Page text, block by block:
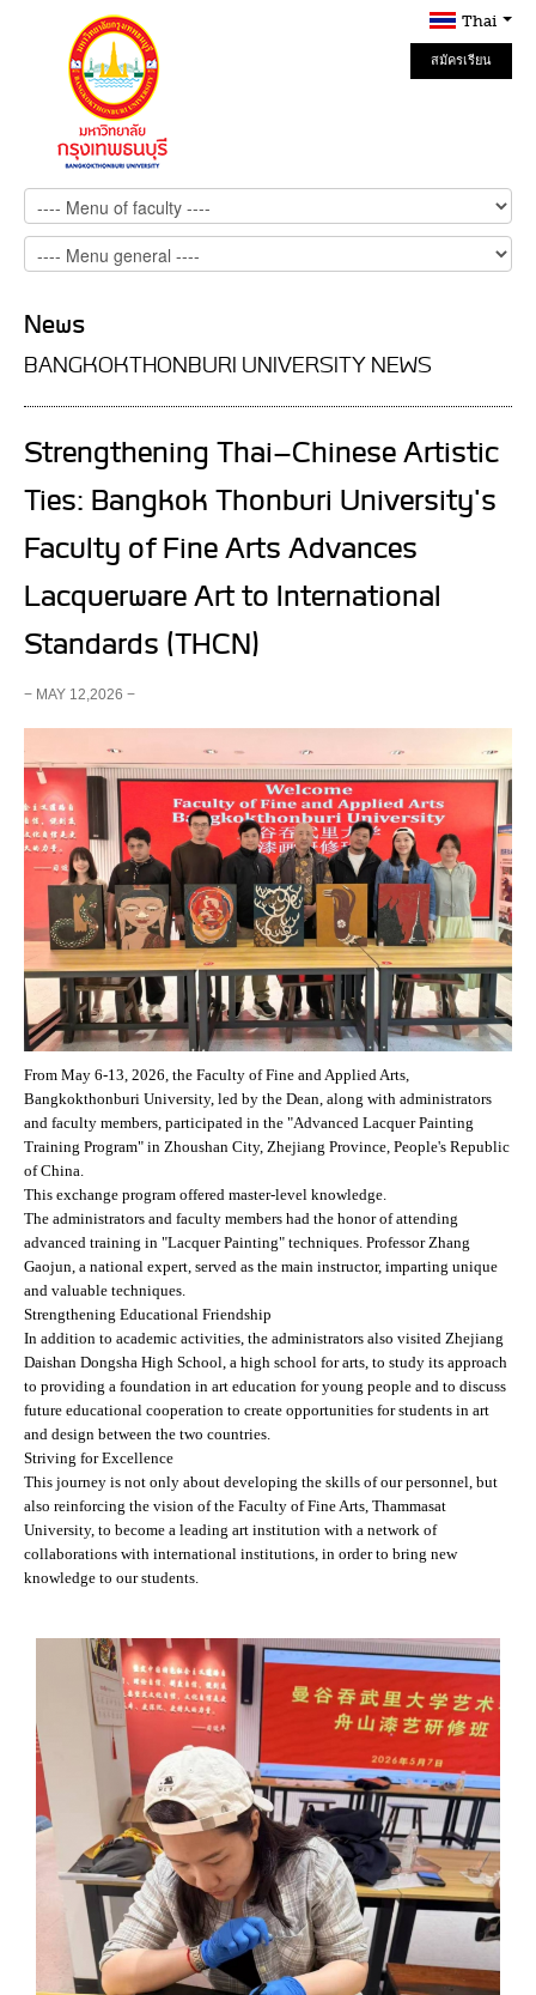
Thai
สมัครเรียน
Online
News
BANGKOKTHONBURI UNIVERSITY NEWS
Strengthening Thai-Chinese Artistic
Ties: Bangkok Thonburi University's
Faculty of Fine Arts Advances
Lacquerware Art to International
Standards (THCN)
− MAY 12,2026 −
From May 6-13, 2026, the Faculty of Fine and Applied Arts,
Bangkokthonburi University, led by the Dean, along with administrators
and faculty members, participated in the "Advanced Lacquer Painting
Training Program" in Zhoushan City, Zhejiang Province, People's Republic
of China.
This exchange program offered master-level knowledge.
The administrators and faculty members had the honor of attending
advanced training in "Lacquer Painting" techniques. Professor Zhang
Gaojun, a national expert, served as the main instructor, imparting unique
and valuable techniques.
Strengthening Educational Friendship
In addition to academic activities, the administrators also visited Zhejiang
Daishan Dongsha High School, a high school for arts, to study its approach
to providing a foundation in art education for young people and to discuss
future educational cooperation to create opportunities for students in art
and design between the two countries.
Striving for Excellence
This journey is not only about developing the skills of our personnel, but
also reinforcing the vision of the Faculty of Fine Arts, Thammasat
University, to become a leading art institution with a network of
collaborations with international institutions, in order to bring new
knowledge to our students.